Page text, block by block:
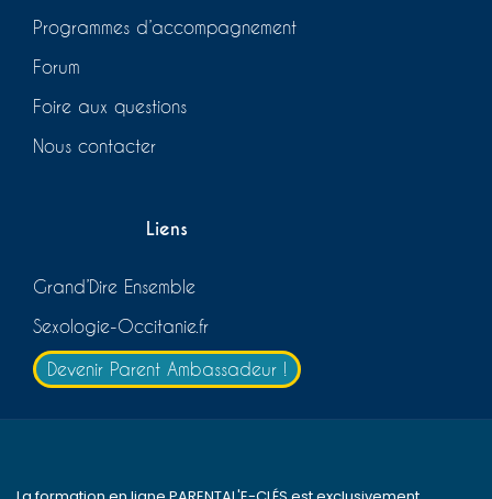
Programmes d’accompagnement
Forum
Foire aux questions
Nous contacter
Liens
Grand’Dire Ensemble
Sexologie-Occitanie.fr
Devenir Parent Ambassadeur !